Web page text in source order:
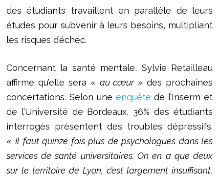
des étudiants travaillent en parallèle de leurs
études pour subvenir à leurs besoins, multipliant
les risques d’échec.
Concernant la santé mentale, Sylvie Retailleau
affirme qu’elle sera « au cœur» des prochaines
concertations. Selon une enquêtede l’Inserm et
de l’Université de Bordeaux, 36% des étudiants
interrogés présentent des troubles dépressifs.
«Il faut quinze fois plus de psychologues dans les
services de santé universitaires. On en a que deux
sur le territoire de Lyon, c’est largement insuffisant,